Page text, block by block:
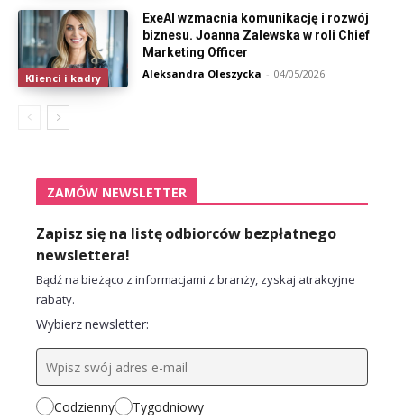
Klienci i kadry
ExeAI wzmacnia komunikację i rozwój
biznesu. Joanna Zalewska w roli Chief
Marketing Officer
Aleksandra Oleszycka - 04/05/2026
ZAMÓW NEWSLETTER
Zapisz się na listę odbiorców bezpłatnego
newslettera!
Bądź na bieżąco z informacjami z branży, zyskaj atrakcyjne
rabaty.
Wybierz newsletter:
Codzienny Tygodniowy